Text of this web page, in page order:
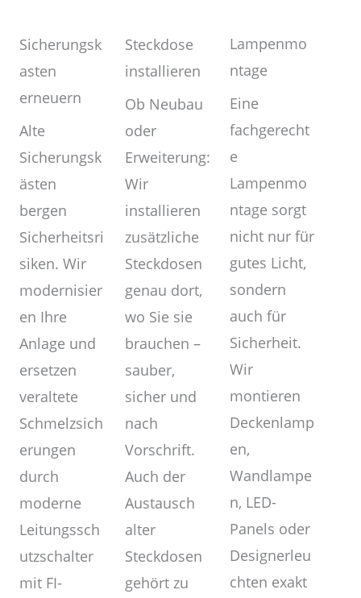
Sicherungsk
asten
erneuern
Alte
Sicherungsk
ästen
bergen
Sicherheitsri
siken. Wir
modernisier
en Ihre
Anlage und
ersetzen
veraltete
Schmelzsich
erungen
durch
moderne
Leitungssch
utzschalter
mit FI-
Steckdose
installieren
Ob Neubau
oder
Erweiterung:
Wir
installieren
zusätzliche
Steckdosen
genau dort,
wo Sie sie
brauchen –
sauber,
sicher und
nach
Vorschrift.
Auch der
Austausch
alter
Steckdosen
gehört zu
Lampenmo
ntage
Eine
fachgerecht
e
Lampenmo
ntage sorgt
nicht nur für
gutes Licht,
sondern
auch für
Sicherheit.
Wir
montieren
Deckenlamp
en,
Wandlampe
n, LED-
Panels oder
Designerleu
chten exakt